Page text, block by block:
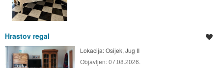
Hrastov regal
Lokacija:Osijek, Jug II
Objavljen:07.08.2026.